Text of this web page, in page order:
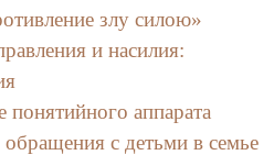
злу силою»
и насилия:
понятийного аппарата
с детьми в семье